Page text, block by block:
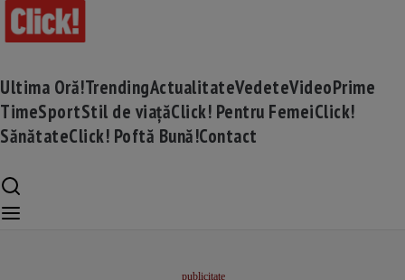
Ultima Oră!TrendingActualitateVedeteVideoPrime
TimeSportStil de viațăClick! Pentru FemeiClick!
SănătateClick! Poftă Bună!Contact